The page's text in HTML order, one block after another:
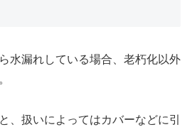
水漏れしている場合、老朽化以外
、扱いによってはカバーなどに引